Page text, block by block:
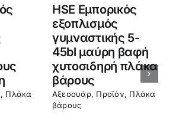
Pure
HSE Εμπορικός
εξοπλισμός
γυμναστικής
Χονδρικό